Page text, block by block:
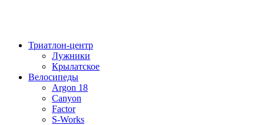
Триатлон-центр
Лужники
Крылатское
Велосипеды
Argon 18
Canyon
Factor
S-Works